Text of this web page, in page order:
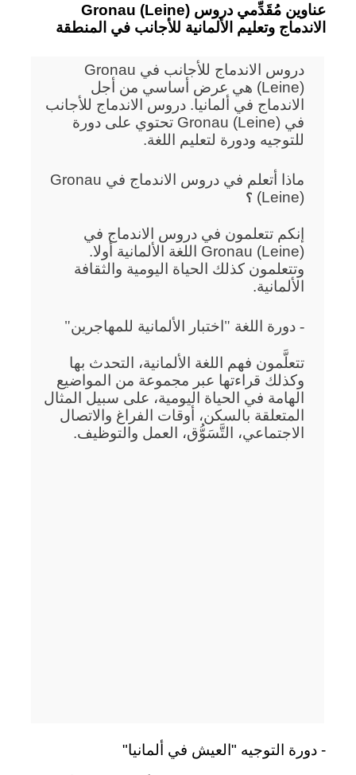
Gronau (Leine) عناوين مُقَدِّمي دروس
الاندماج وتعليم الألمانية للأجانب في المنطقة
دروس الاندماج للأجانب في Gronau
(Leine) هي عرض أساسي من أجل
الاندماج في ألمانيا. دروس الاندماج للأجانب
في Gronau (Leine) تحتوي على دورة
للتوجيه ودورة لتعليم اللغة.
ماذا أتعلم في دروس الاندماج في Gronau
(Leine) ؟
إنكم تتعلمون في دروس الاندماج في
Gronau (Leine) اللغة الألمانية أولا.
وتتعلمون كذلك الحياة اليومية والثقافة
الألمانية.
- دورة اللغة "اختبار الألمانية للمهاجرين"
تتعلَّمون فهم اللغة الألمانية، التحدث بها
وكذلك قراءتها عبر مجموعة من المواضيع
الهامة في الحياة اليومية، على سبيل المثال
المتعلقة بالسكن، أوقات الفراغ والاتصال
الاجتماعي، التَّسَوُّق، العمل والتوظيف.
- دورة التوجيه "العيش في ألمانيا"